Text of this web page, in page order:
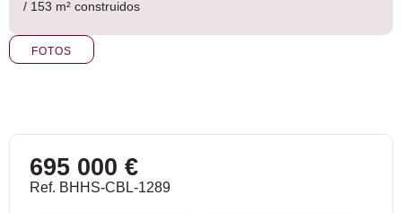
/ 153 m² construidos
FOTOS
695 000 €
Ref. BHHS-CBL-1289